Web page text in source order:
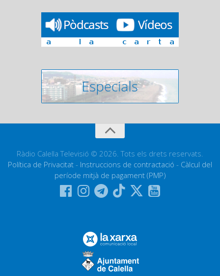
Ràdio Calella Televisió © 2026. Tots els drets reservats.
Política de Privacitat - Instruccions de contractació - Càlcul del
període mitjà de pagament (PMP)